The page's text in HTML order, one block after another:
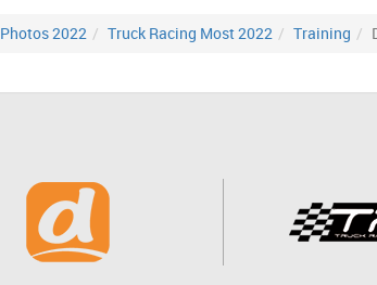
Photos 2022 Truck Racing Most 2022 Training